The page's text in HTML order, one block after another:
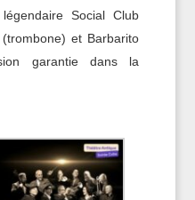
Social Club
et Barbarito
garantie dans la